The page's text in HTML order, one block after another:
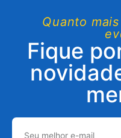
Quanto
Fique